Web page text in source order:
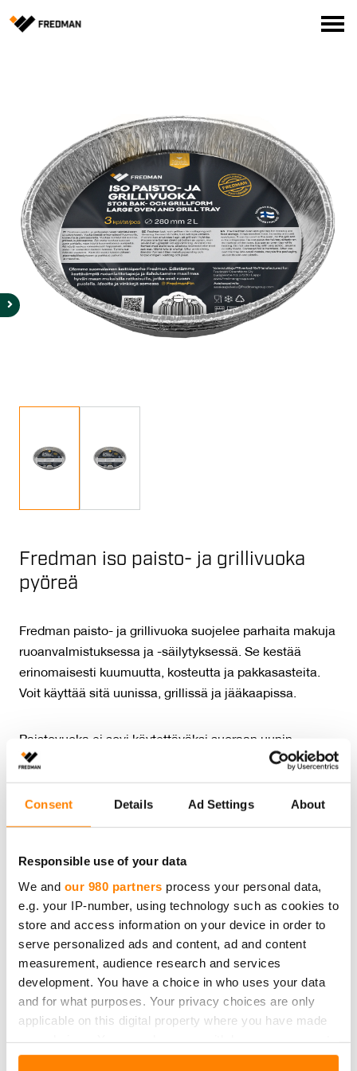
Consent Details Ad Settings About
Responsible use of your data
We and our 980 partners process your personal data,
e.g. your IP-number, using technology such as cookies to
store and access information on your device in order to
serve personalized ads and content, ad and content
measurement, audience research and services
development. You have a choice in who uses your data
and for what purposes. Your privacy choices are only
applicable on this digital property where you have made
any time from the Cookie Declaration or by clicking on
English Suomi
Fredman iso paisto- ja grillivuoka
pyöreä
Fredman paisto- ja grillivuoka suojelee parhaita makuja
ruoanvalmistuksessa ja -säilytyksessä. Se kestää
erinomaisesti kuumuutta, kosteutta ja pakkasasteita.
Voit käyttää sitä uunissa, grillissä ja jääkaapissa.
Paistovuoka ei sovi käytettäväksi suoraan uunin
pohjalla. Älä käytä vuokaa voimakkaasti happamien,
emäksisten tai suolaisten ruokien kanssa. Tummunut
folio on vaaraton. Käytetyn paistovuoan voi laittaa
pienmetallikeräykseen, etiketti kartonginkeräykseen ja
Lämmönkesto max 350ºC
Tuotteen mitat:
Halkaisija 28 cm, 2 l
Tuotteet materiaali: Alumiini
Tuotteen kierrätys: Pienmetalli
Pakkausmateriaali: Muovi ja kartonki
Pakkauksen kierrätys: Muovinkeräys, kartongin